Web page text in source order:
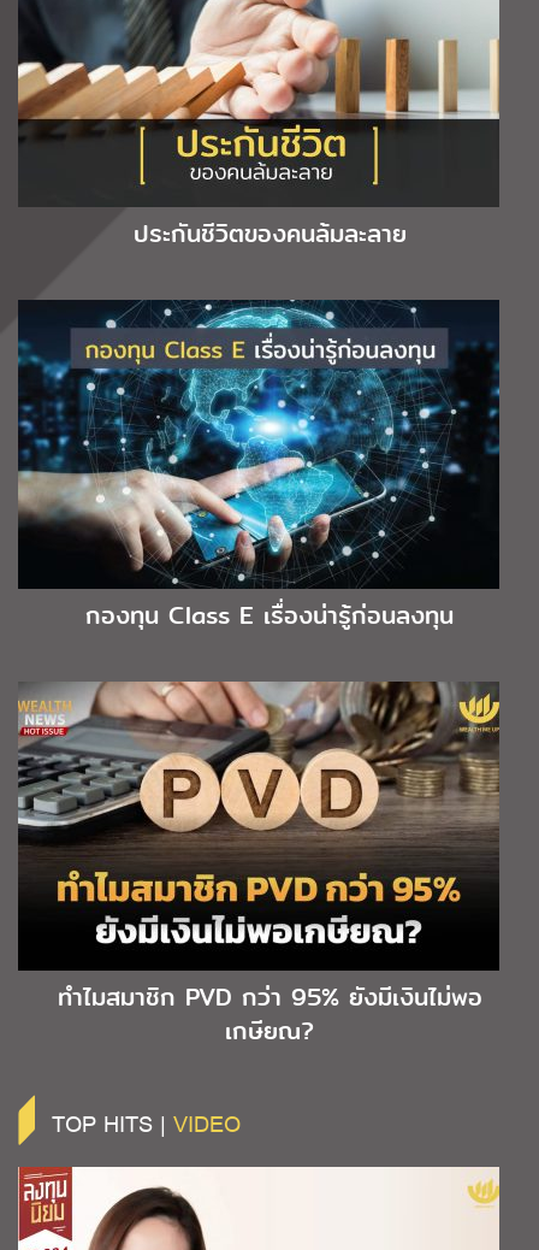
ประกันชีวิตของคนล้มละลาย
กองทุน Class E เรื่องน่ารู้ก่อนลงทุน
ทำไมสมาชิก PVD กว่า 95% ยังมีเงินไม่พอ
เกษียณ?
TOP HITS | VIDEO